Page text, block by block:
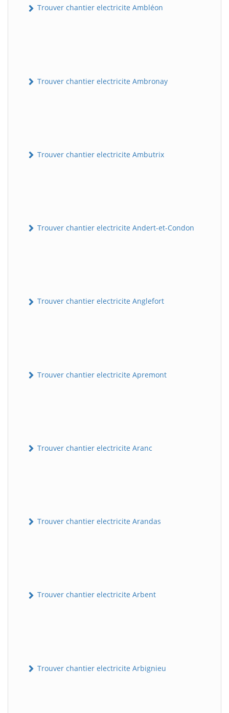
Trouver chantier electricite Ambléon
Trouver chantier electricite Ambronay
Trouver chantier electricite Ambutrix
Trouver chantier electricite Andert-et-Condon
Trouver chantier electricite Anglefort
Trouver chantier electricite Apremont
Trouver chantier electricite Aranc
Trouver chantier electricite Arandas
Trouver chantier electricite Arbent
Trouver chantier electricite Arbignieu